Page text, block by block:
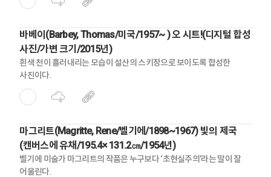
바베이(Barbey, Thomas/미국/1957~ ) 오 시트!(디지털 합성
사진/가변 크기/2015년)
흰색 천이 흘러내리는 모습이 설산의 스키장으로 보이도록 합성한
사진이다.
마그리트(Magritte, Rene/벨기에/1898~1967) 빛의 제국
(캔버스에 유채/195.4× 131.2㎝/1954년)
벨기에 미술가 마그리트의 작품은 누구보다 ‘초현실주의’라는 말이 잘
어울린다.